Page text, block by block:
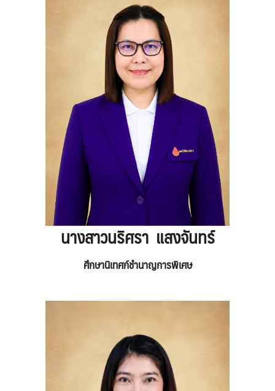
นางสาวนริศรา แสงจันทร์
ศึกษานิเทศก์ชำนาญการพิเศษ